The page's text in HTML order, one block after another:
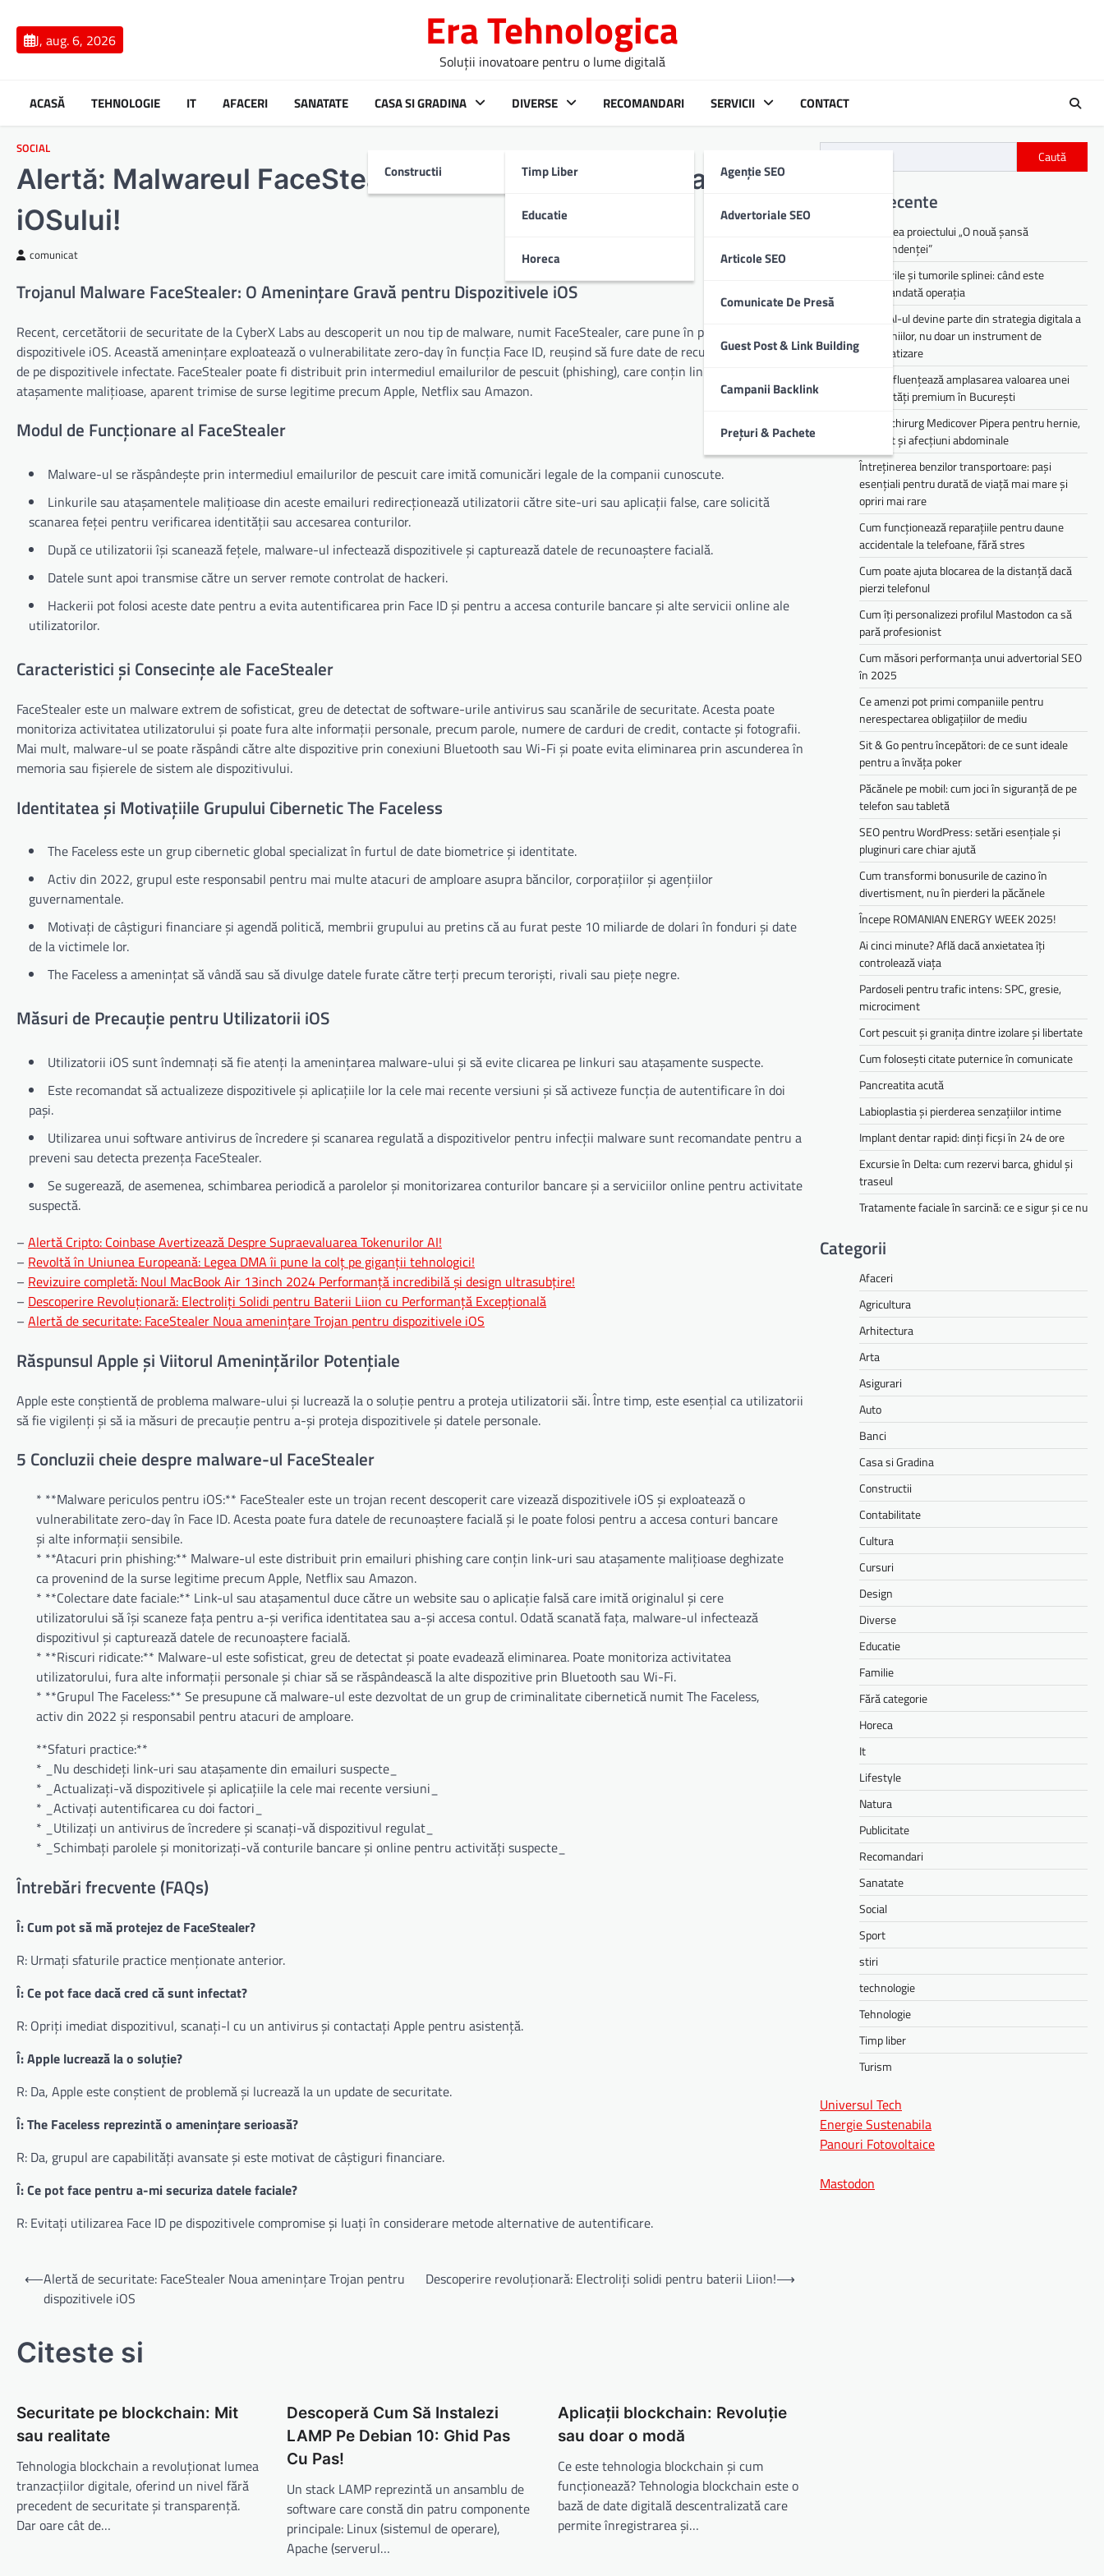
contentJ, aug. 6, 2026 Era Tehnologica
Soluții inovatoare pentru o lume digitală
ACASĂ TEHNOLOGIE IT AFACERI SANATATE CASA SI GRADINA
Constructii
DIVERSE
Timp Liber
Educatie
Horeca
RECOMANDARI SERVICII
Agenție SEO
Advertoriale SEO
Articole SEO
Comunicate De Presă
Guest Post & Link Building
Campanii Backlink
Prețuri & Pachete
CONTACT
SOCIAL
Alertă: Malwareul FaceStealer amenință securitatea
iOSului!
comunicat
Trojanul Malware FaceStealer: O Amenințare Gravă pentru Dispozitivele iOS
Recent, cercetătorii de securitate de la CyberX Labs au descoperit un nou tip de malware, numit FaceStealer, care pune în pericol
dispozitivele iOS. Această amenințare exploatează o vulnerabilitate zero-day în funcția Face ID, reușind să fure date de recunoaștere facială
de pe dispozitivele infectate. FaceStealer poate fi distribuit prin intermediul emailurilor de pescuit (phishing), care conțin linkuri sau
atașamente malițioase, aparent trimise de surse legitime precum Apple, Netflix sau Amazon.
Modul de Funcționare al FaceStealer
Malware-ul se răspândește prin intermediul emailurilor de pescuit care imită comunicări legale de la companii cunoscute.
Linkurile sau atașamentele malițioase din aceste emailuri redirecționează utilizatorii către site-uri sau aplicații false, care solicită
scanarea feței pentru verificarea identității sau accesarea conturilor.
După ce utilizatorii își scanează fețele, malware-ul infectează dispozitivele și capturează datele de recunoaștere facială.
Datele sunt apoi transmise către un server remote controlat de hackeri.
Hackerii pot folosi aceste date pentru a evita autentificarea prin Face ID și pentru a accesa conturile bancare și alte servicii online ale
utilizatorilor.
Caracteristici și Consecințe ale FaceStealer
FaceStealer este un malware extrem de sofisticat, greu de detectat de software-urile antivirus sau scanările de securitate. Acesta poate
monitoriza activitatea utilizatorului și poate fura alte informații personale, precum parole, numere de carduri de credit, contacte și fotografii.
Mai mult, malware-ul se poate răspândi către alte dispozitive prin conexiuni Bluetooth sau Wi-Fi și poate evita eliminarea prin ascunderea în
memoria sau fișierele de sistem ale dispozitivului.
Identitatea și Motivațiile Grupului Cibernetic The Faceless
The Faceless este un grup cibernetic global specializat în furtul de date biometrice și identitate.
Activ din 2022, grupul este responsabil pentru mai multe atacuri de amploare asupra băncilor, corporațiilor și agențiilor
guvernamentale.
Motivați de câștiguri financiare și agendă politică, membrii grupului au pretins că au furat peste 10 miliarde de dolari în fonduri și date
de la victimele lor.
The Faceless a amenințat să vândă sau să divulge datele furate către terți precum teroriști, rivali sau piețe negre.
Măsuri de Precauție pentru Utilizatorii iOS
Utilizatorii iOS sunt îndemnați să fie atenți la amenințarea malware-ului și să evite clicarea pe linkuri sau atașamente suspecte.
Este recomandat să actualizeze dispozitivele și aplicațiile lor la cele mai recente versiuni și să activeze funcția de autentificare în doi
pași.
Utilizarea unui software antivirus de încredere și scanarea regulată a dispozitivelor pentru infecții malware sunt recomandate pentru a
preveni sau detecta prezența FaceStealer.
Se sugerează, de asemenea, schimbarea periodică a parolelor și monitorizarea conturilor bancare și a serviciilor online pentru activitate
suspectă.
– Alertă Cripto: Coinbase Avertizează Despre Supraevaluarea Tokenurilor AI!
– Revoltă în Uniunea Europeană: Legea DMA îi pune la colț pe giganții tehnologici!
– Revizuire completă: Noul MacBook Air 13inch 2024 Performanță incredibilă și design ultrasubțire!
– Descoperire Revoluționară: Electroliți Solidi pentru Baterii Liion cu Performanță Excepțională
– Alertă de securitate: FaceStealer Noua amenințare Trojan pentru dispozitivele iOS
Răspunsul Apple și Viitorul Amenințărilor Potențiale
Apple este conștientă de problema malware-ului și lucrează la o soluție pentru a proteja utilizatorii săi. Între timp, este esențial ca utilizatorii
să fie vigilenți și să ia măsuri de precauție pentru a-și proteja dispozitivele și datele personale.
5 Concluzii cheie despre malware-ul FaceStealer
* **Malware periculos pentru iOS:** FaceStealer este un trojan recent descoperit care vizează dispozitivele iOS și exploatează o
vulnerabilitate zero-day în Face ID. Acesta poate fura datele de recunoaștere facială și le poate folosi pentru a accesa conturi bancare
și alte informații sensibile.
* **Atacuri prin phishing:** Malware-ul este distribuit prin emailuri phishing care conțin link-uri sau atașamente malițioase deghizate
ca provenind de la surse legitime precum Apple, Netflix sau Amazon.
* **Colectare date faciale:** Link-ul sau atașamentul duce către un website sau o aplicație falsă care imită originalul și cere
utilizatorului să își scaneze fața pentru a-și verifica identitatea sau a-și accesa contul. Odată scanată fața, malware-ul infectează
dispozitivul și capturează datele de recunoaștere facială.
* **Riscuri ridicate:** Malware-ul este sofisticat, greu de detectat și poate evadează eliminarea. Poate monitoriza activitatea
utilizatorului, fura alte informații personale și chiar să se răspândească la alte dispozitive prin Bluetooth sau Wi-Fi.
* **Grupul The Faceless:** Se presupune că malware-ul este dezvoltat de un grup de criminalitate cibernetică numit The Faceless,
activ din 2022 și responsabil pentru atacuri de amploare.
**Sfaturi practice:**
* _Nu deschideți link-uri sau atașamente din emailuri suspecte_
* _Actualizați-vă dispozitivele și aplicațiile la cele mai recente versiuni_
* _Activați autentificarea cu doi factori_
* _Utilizați un antivirus de încredere și scanați-vă dispozitivul regulat_
* _Schimbați parolele și monitorizați-vă conturile bancare și online pentru activități suspecte_
Întrebări frecvente (FAQs)
Î: Cum pot să mă protejez de FaceStealer?
R: Urmați sfaturile practice menționate anterior.
Î: Ce pot face dacă cred că sunt infectat?
R: Opriți imediat dispozitivul, scanați-l cu un antivirus și contactați Apple pentru asistență.
Î: Apple lucrează la o soluție?
R: Da, Apple este conștient de problemă și lucrează la un update de securitate.
Î: The Faceless reprezintă o amenințare serioasă?
R: Da, grupul are capabilități avansate și este motivat de câștiguri financiare.
Î: Ce pot face pentru a-mi securiza datele faciale?
R: Evitați utilizarea Face ID pe dispozitivele compromise și luați în considerare metode alternative de autentificare.
Navigare
⟵Alertă de securitate: FaceStealer Noua amenințare Trojan pentru
dispozitivele iOS
Descoperire revoluționară: Electroliți solidi pentru baterii Liion!⟶
Citeste si
Securitate pe blockchain: Mit
sau realitate
Tehnologia blockchain a revoluționat lumea
tranzacțiilor digitale, oferind un nivel fără
precedent de securitate și transparență.
Dar oare cât de…
Descoperă Cum Să Instalezi
LAMP Pe Debian 10: Ghid Pas
Cu Pas!
Un stack LAMP reprezintă un ansamblu de
software care constă din patru componente
principale: Linux (sistemul de operare),
Apache (serverul…
Aplicații blockchain: Revoluție
sau doar o modă
Ce este tehnologia blockchain și cum
funcționează? Tehnologia blockchain este o
bază de date digitală descentralizată care
permite înregistrarea și…
Caută
Articole recente
Lansarea proiectului „O nouă șansă
independenței”
Chisturile și tumorile splinei: când este
recomandată operația
De ce AI-ul devine parte din strategia digitala a
companiilor, nu doar un instrument de
automatizare
Cum influențează amplasarea valoarea unei
proprietăți premium în București
Medic chirurg Medicover Pipera pentru hernie,
colecist și afecțiuni abdominale
Întreținerea benzilor transportoare: pași
esențiali pentru durată de viață mai mare și
opriri mai rare
Cum funcționează reparațiile pentru daune
accidentale la telefoane, fără stres
Cum poate ajuta blocarea de la distanță dacă
pierzi telefonul
Cum îți personalizezi profilul Mastodon ca să
pară profesionist
Cum măsori performanța unui advertorial SEO
în 2025
Ce amenzi pot primi companiile pentru
nerespectarea obligațiilor de mediu­­
Sit & Go pentru începători: de ce sunt ideale
pentru a învăța poker
Păcănele pe mobil: cum joci în siguranță de pe
telefon sau tabletă
SEO pentru WordPress: setări esențiale și
pluginuri care chiar ajută
Cum transformi bonusurile de cazino în
divertisment, nu în pierderi la păcănele
Începe ROMANIAN ENERGY WEEK 2025!
Ai cinci minute? Află dacă anxietatea îți
controlează viața
Pardoseli pentru trafic intens: SPC, gresie,
microciment
Cort pescuit și granița dintre izolare și libertate
Cum folosești citate puternice în comunicate
Pancreatita acută
Labioplastia și pierderea senzațiilor intime
Implant dentar rapid: dinți ficși în 24 de ore
Excursie în Delta: cum rezervi barca, ghidul și
traseul
Tratamente faciale în sarcină: ce e sigur și ce nu
Categorii
Afaceri
Agricultura
Arhitectura
Arta
Asigurari
Auto
Banci
Casa si Gradina
Constructii
Contabilitate
Cultura
Cursuri
Design
Diverse
Educatie
Familie
Fără categorie
Horeca
It
Lifestyle
Natura
Publicitate
Recomandari
Sanatate
Social
Sport
stiri
technologie
Tehnologie
Timp liber
Turism
Universul Tech
Energie Sustenabila
Panouri Fotovoltaice
Mastodon